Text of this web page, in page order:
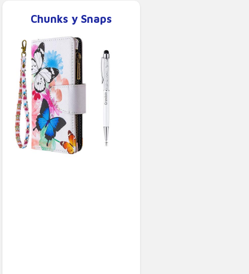
Chunks y Snaps